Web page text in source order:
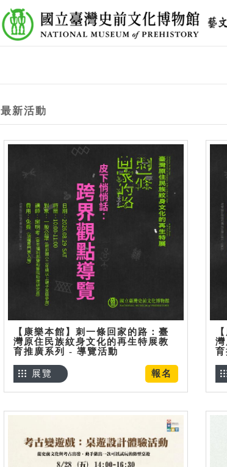
最新活動
【康樂本館】刺一條回家的路：臺
灣原住民族紋身文化的再生特展教
育推廣系列 - 導覽活動
報名
展覽